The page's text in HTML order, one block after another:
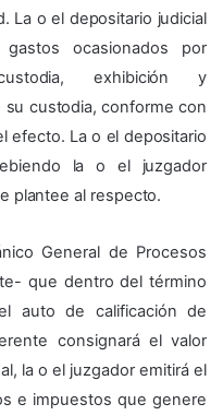
La o el depositario judicial
ocasionados por
exhibición y
custodia, conforme con
efecto. La o el depositario
la o el juzgador
plantee al respecto.
General de Procesos
que dentro del término
auto de calificación de
consignará el valor
la o el juzgador emitirá el
e impuestos que genere